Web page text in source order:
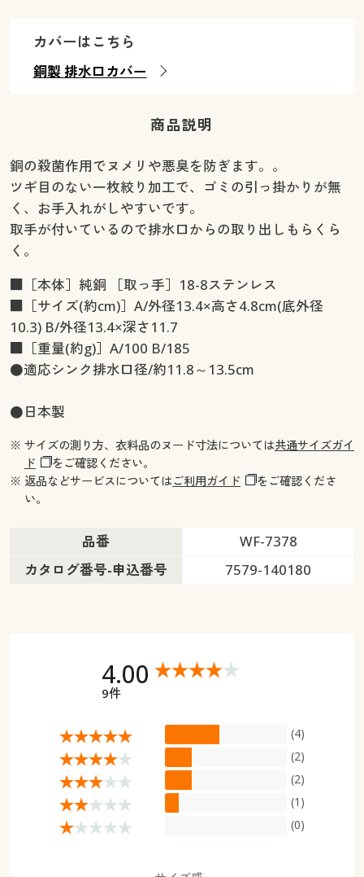
カバーはこちら
銅製 排水口カバー
商品説明
銅の殺菌作用でヌメリや悪臭を防ぎます。。
ツギ目のない一枚絞り加工で、ゴミの引っ掛かりが無
く、お手入れがしやすいです。
取手が付いているので排水口からの取り出しもらくら
く。
■［本体］純銅 ［取っ手］18-8ステンレス
■［サイズ(約cm)］A/外径13.4×高さ4.8cm(底外径
10.3) B/外径13.4×深さ11.7
■［重量(約g)］A/100 B/185
●適応シンク排水口径/約11.8～13.5cm
●日本製
※ サイズの測り方、衣料品のヌード寸法については共通サイズガイ
ド
をご確認ください。
※ 返品などサービスについてはご利用ガイド
をご確認くださ
い。
品番
WF-7378
カタログ番号-申込番号
7579-140180
4.00
9件
(4)
(2)
(2)
(1)
(0)